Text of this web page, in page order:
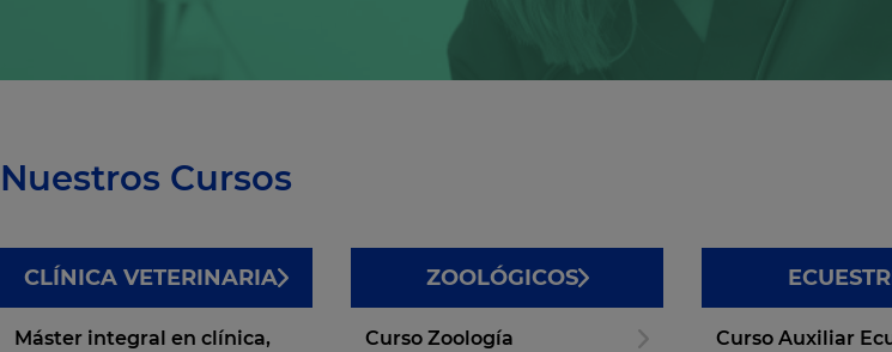
Nuestros Cursos
CLÍNICA VETERINARIA
Máster integral en clínica,
ZOOLÓGICOS
Curso Zoología
Curso Auxiliar